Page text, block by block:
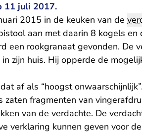
11 juli 2017.
2015 in de keuken van de
aan met daarin 8 kogels
een rookgranaat gevonden. De
zijn huis. Hij opperde de
af als “hoogst
zaten fragmenten van
van de verdachte. De
verklaring kunnen geven voor